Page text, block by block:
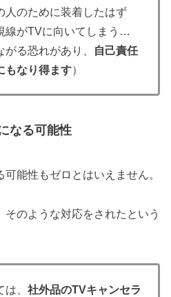
人のために装着したはず
線がTVに向いてしまう…
がる恐れがあり、
自己責任
もなり得ます）
なる可能性
能性もゼロとはいえません。
のような対応をされたという
は、社外品のTVキャンセラ